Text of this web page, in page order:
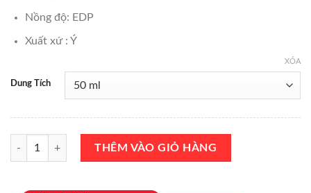
Nồng độ: EDP
Xuất xứ : Ý
Dung Tích
XÓA
Nước Hoa Nữ Clive Christian 1872 The Feminine Women EDP 50ml
THÊM VÀO GIỎ HÀNG